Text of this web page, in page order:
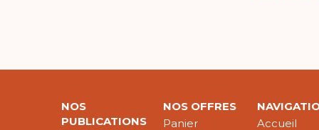
NOS
PUBLICATIONS
NOS OFFRES
Panier
Accueil